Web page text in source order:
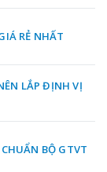
RẺ NHẤT
LẮP ĐỊNH VỊ
BỘ GTVT